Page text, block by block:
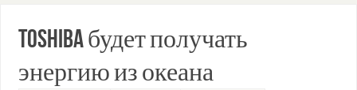
Toshiba будет получать
энергию из океана